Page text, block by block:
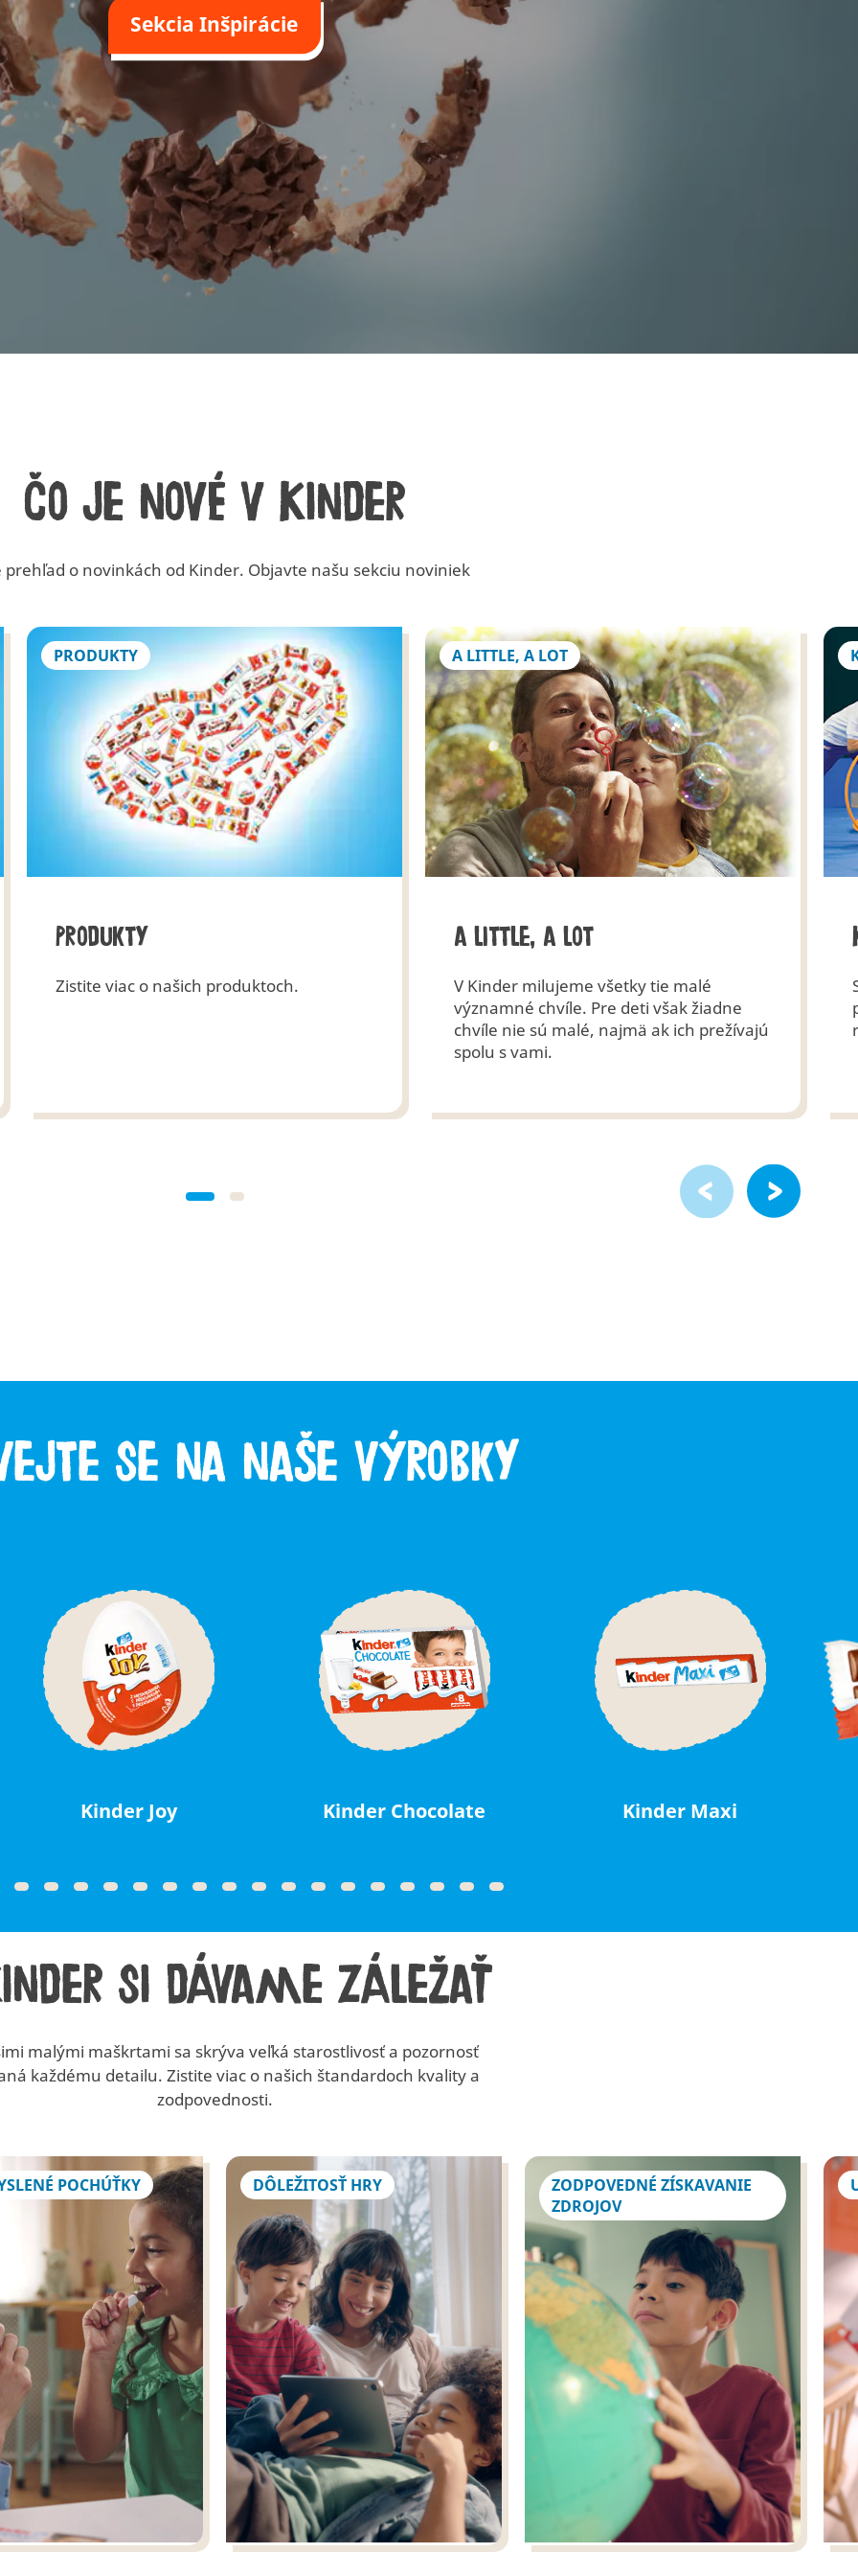
Sekcia Inšpirácie
Čo je nové v Kinder
prehľad o novinkách od Kinder. Objavte našu sekciu noviniek
PRODUKTY
Produkty
Zistite viac o našich produktoch.
A LITTLE, A LOT
a little, a lot
V Kinder milujeme všetky tie malé
významné chvíle. Pre deti však žiadne
chvíle nie sú malé, najmä ak ich prežívajú
spolu s vami.
se na naše výrobky
Kinder Joy Kinder Chocolate Kinder Maxi
si dávame záležať
malými maškrtami sa skrýva veľká starostlivosť a pozornosť
každému detailu. Zistite viac o našich štandardoch kvality a
zodpovednosti.
POCHÚŤKY DÔLEŽITOSŤ HRY
ZODPOVEDNÉ ZÍSKAVANIE
ZDROJOV